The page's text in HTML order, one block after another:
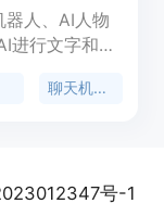
人、AI人物
进行文字和语
、工作等。它
聊天机器人
号-1